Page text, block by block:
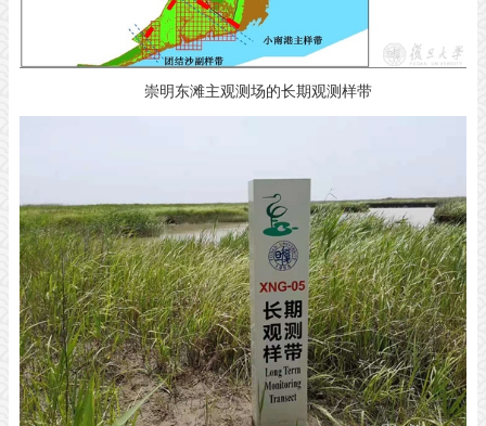
崇明东滩主观测场的长期观测样带